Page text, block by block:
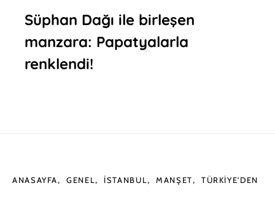
Süphan Dağı ile birleşen
manzara: Papatyalarla
renklendi!
ANASAYFA GENEL İSTANBUL MANŞET TÜRKIYE'DEN